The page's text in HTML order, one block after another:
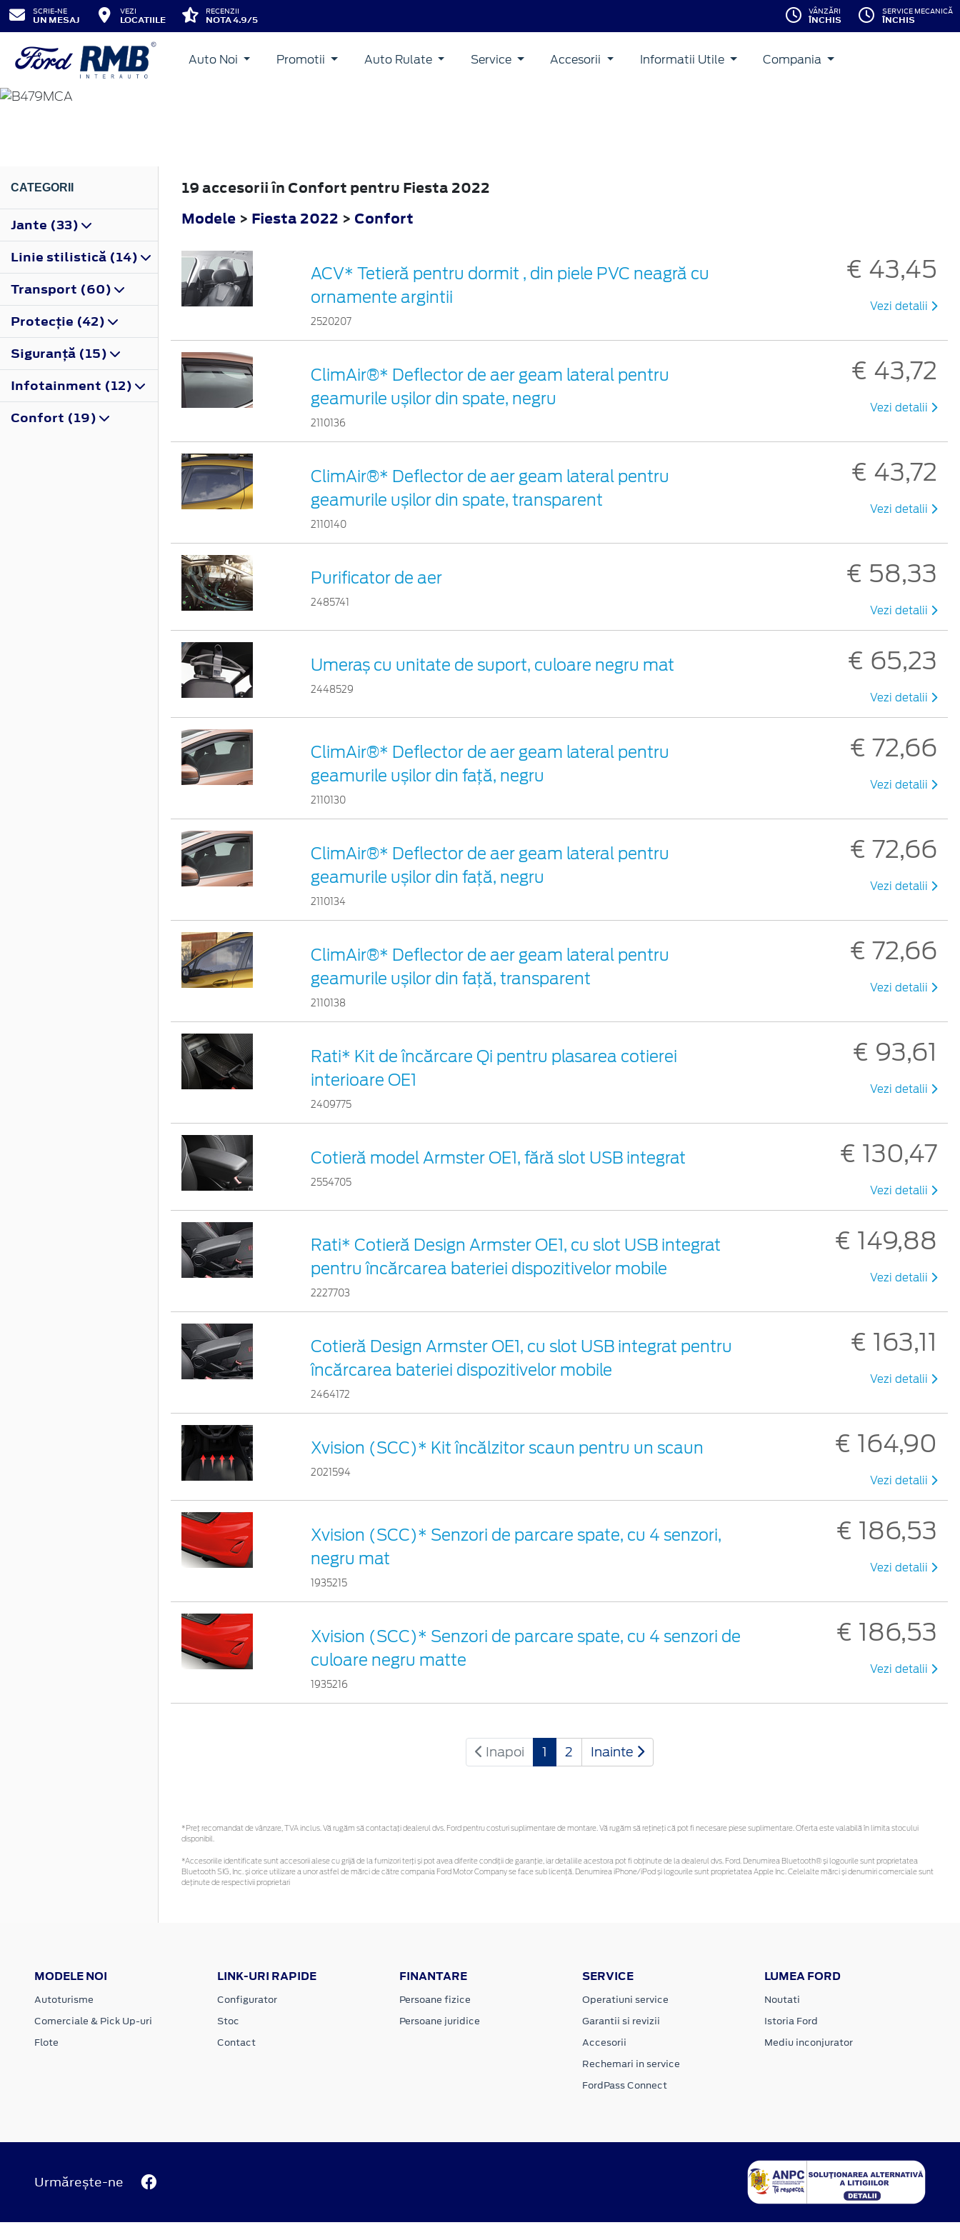
SCRIE-NE
UN MESAJ
VEZI
LOCATIILE
RECENZII
NOTA 4.9/5
VÂNZĂRI
ÎNCHIS
SERVICE MECANICĂ
ÎNCHIS
Auto Noi Promotii Auto Rulate Service Accesorii Informatii Utile Compania
FIESTA
CATEGORII
Jante (33)
Linie stilistică (14)
Transport (60)
Protecţie (42)
Siguranţă (15)
Infotainment (12)
Confort (19)
19 accesorii în Confort pentru Fiesta 2022
Modele > Fiesta 2022 > Confort
ACV* Tetieră pentru dormit , din piele PVC neagră cu
ornamente argintii
2520207
€ 43,45
Vezi detalii
ClimAir®* Deflector de aer geam lateral pentru
geamurile ușilor din spate, negru
2110136
€ 43,72
Vezi detalii
ClimAir®* Deflector de aer geam lateral pentru
geamurile ușilor din spate, transparent
2110140
€ 43,72
Vezi detalii
Purificator de aer
2485741
€ 58,33
Vezi detalii
Umeraș cu unitate de suport, culoare negru mat
2448529
€ 65,23
Vezi detalii
ClimAir®* Deflector de aer geam lateral pentru
geamurile ușilor din față, negru
2110130
€ 72,66
Vezi detalii
ClimAir®* Deflector de aer geam lateral pentru
geamurile ușilor din față, negru
2110134
€ 72,66
Vezi detalii
ClimAir®* Deflector de aer geam lateral pentru
geamurile ușilor din față, transparent
2110138
€ 72,66
Vezi detalii
Rati* Kit de încărcare Qi pentru plasarea cotierei
interioare OE1
2409775
€ 93,61
Vezi detalii
Cotieră model Armster OE1, fără slot USB integrat
2554705
€ 130,47
Vezi detalii
Rati* Cotieră Design Armster OE1, cu slot USB integrat
pentru încărcarea bateriei dispozitivelor mobile
2227703
€ 149,88
Vezi detalii
Cotieră Design Armster OE1, cu slot USB integrat pentru
încărcarea bateriei dispozitivelor mobile
2464172
€ 163,11
Vezi detalii
Xvision (SCC)* Kit încălzitor scaun pentru un scaun
2021594
€ 164,90
Vezi detalii
Xvision (SCC)* Senzori de parcare spate, cu 4 senzori,
negru mat
1935215
€ 186,53
Vezi detalii
Xvision (SCC)* Senzori de parcare spate, cu 4 senzori de
culoare negru matte
1935216
€ 186,53
Vezi detalii
Inapoi 1 2 Inainte
*Preţ recomandat de vânzare, TVA inclus. Vă rugăm să contactaţi dealerul dvs. Ford pentru costuri suplimentare de montare. Vă rugăm să rețineți că pot fi necesare piese suplimentare. Oferta este valabilă în limita stocului
disponibil.
*Accesoriile identificate sunt accesorii alese cu grijă de la furnizori terți și pot avea diferite condiții de garanție, iar detaliile acestora pot fi obținute de la dealerul dvs. Ford. Denumirea Bluetooth® și logourile sunt proprietatea
Bluetooth SIG, Inc. și orice utilizare a unor astfel de mărci de către compania Ford Motor Company se face sub licență. Denumirea iPhone/iPod și logourile sunt proprietatea Apple Inc. Celelalte mărci și denumiri comerciale sunt
deținute de respectivii proprietari
MODELE NOI
Autoturisme
Comerciale & Pick Up-uri
Flote
LINK-URI RAPIDE
Configurator
Stoc
Contact
FINANTARE
Persoane fizice
Persoane juridice
SERVICE
Operatiuni service
Garantii si revizii
Accesorii
Rechemari in service
FordPass Connect
LUMEA FORD
Noutati
Istoria Ford
Mediu inconjurator
Urmărește-ne